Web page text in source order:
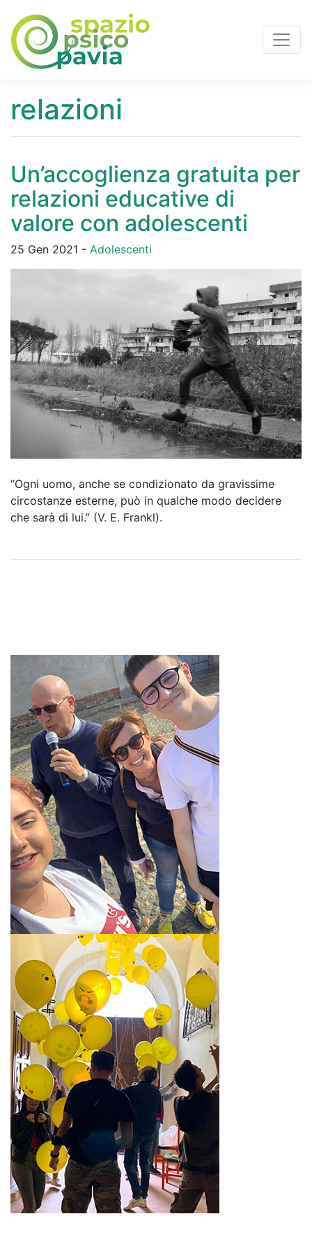
relazioni
Un’accoglienza gratuita per
relazioni educative di
valore con adolescenti
25 Gen 2021 - Adolescenti
“Ogni uomo, anche se condizionato da gravissime
circostanze esterne, può in qualche modo decidere
che sarà di lui.” (V. E. Frankl).